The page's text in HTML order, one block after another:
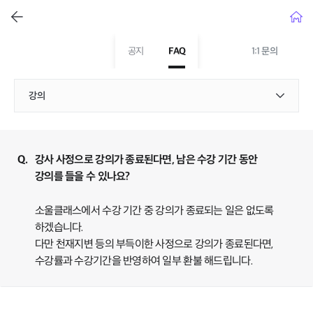
뒤로가기 홈
공지 FAQ 1:1 문의
Q.
강사 사정으로 강의가 종료된다면, 남은 수강 기간 동안
강의를 들을 수 있나요?
소울클래스에서 수강 기간 중 강의가 종료되는 일은 없도록
하겠습니다.
다만 천재지변 등의 부득이한 사정으로 강의가 종료된다면,
수강률과 수강기간을 반영하여 일부 환불 해드립니다.